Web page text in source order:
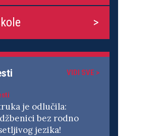
VIDI SVE >
je odlučila:
bez rodno
jezika!